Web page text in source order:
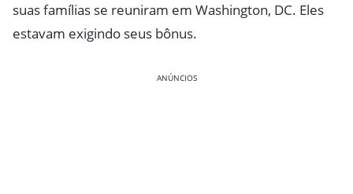
suas famílias se reuniram em Washington, DC. Eles
estavam exigindo seus bônus.
ANÚNCIOS